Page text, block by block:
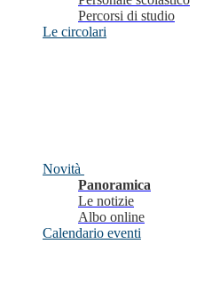
Percorsi di studio
Le circolari
Novità
Panoramica
Le notizie
Albo online
Calendario eventi